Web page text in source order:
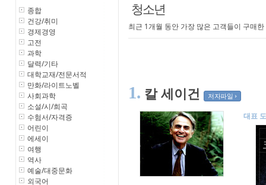
종합
건강/취미
경제경영
고전
과학
달력/기타
대학교재/전문서적
만화/라이트노벨
사회과학
소설/시/희곡
수험서/자격증
어린이
에세이
여행
역사
예술/대중문화
외국어
청소년
최근 1개월 동안 가장 많은 고객들이 구매
1. 칼 세이건 저자파일
대표